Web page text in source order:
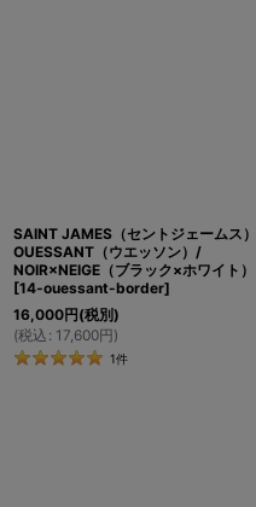
SAINT JAMES（セントジェームス）
OUESSANT（ウエッソン）/
NOIR×NEIGE（ブラック×ホワイト）
[14-ouessant-border]
16,000円(税別)
(税込 : 17,600円)
1件